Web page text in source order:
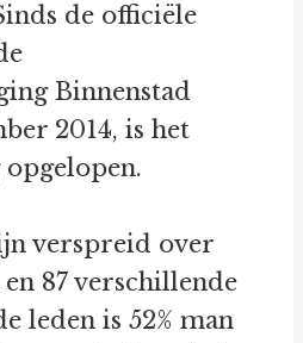
de officiële
Binnenstad
2014, is het
opgelopen.
verspreid over
87 verschillende
leden is 52% man